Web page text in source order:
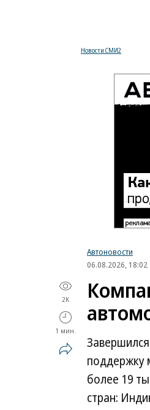
Новости СМИ2
Автоновости
06.08.2026, 18:02
2K
1 мин.
поддержку
более 19
стран: